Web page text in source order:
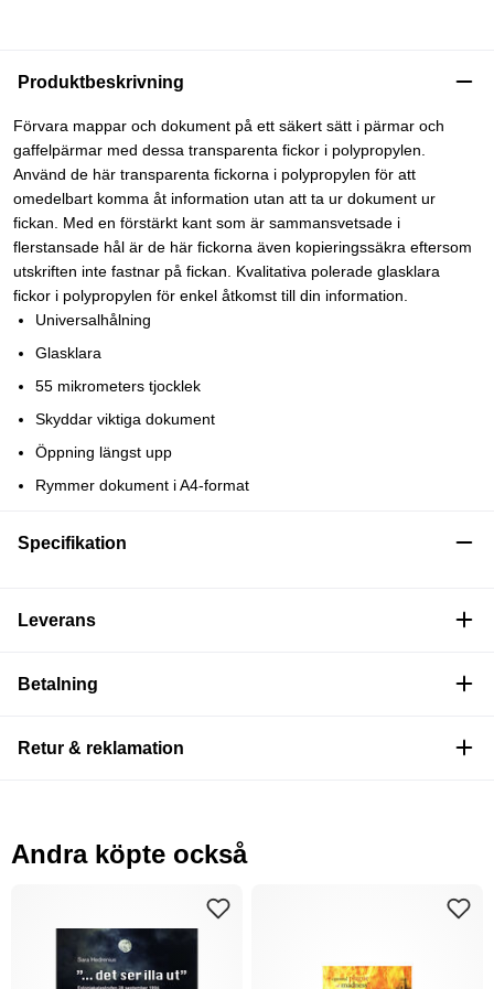
Produktbeskrivning
Förvara mappar och dokument på ett säkert sätt i pärmar och
gaffelpärmar med dessa transparenta fickor i polypropylen.
Använd de här transparenta fickorna i polypropylen för att
omedelbart komma åt information utan att ta ur dokument ur
fickan. Med en förstärkt kant som är sammansvetsade i
flerstansade hål är de här fickorna även kopieringssäkra eftersom
utskriften inte fastnar på fickan. Kvalitativa polerade glasklara
fickor i polypropylen för enkel åtkomst till din information.
Universalhålning
Glasklara
55 mikrometers tjocklek
Skyddar viktiga dokument
Öppning längst upp
Rymmer dokument i A4-format
Specifikation
Leverans
Betalning
Retur & reklamation
Andra köpte också